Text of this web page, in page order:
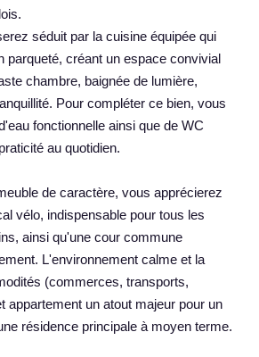
séduit par la cuisine équipée qui
parqueté, créant un espace convivial
chambre, baignée de lumière,
Pour compléter ce bien, vous
fonctionnelle ainsi que de WC
au quotidien.
de caractère, vous apprécierez
vélo, indispensable pour tous les
ainsi qu'une cour commune
L'environnement calme et la
(commerces, transports,
appartement un atout majeur pour un
résidence principale à moyen terme.